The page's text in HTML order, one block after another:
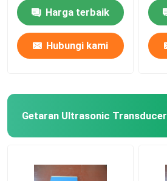
Harga terbaik
Hubungi kami
Getaran Ultrasonic Transducer